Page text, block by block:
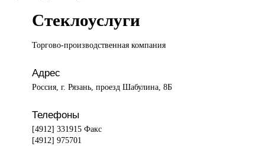
Стеклоуслуги
Торгово-производственная компания
Адрес
Россия, г. Рязань, проезд Шабулина, 8Б
Телефоны
[4912] 331915 Факс
[4912] 975701